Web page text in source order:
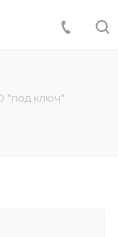
"под ключ"